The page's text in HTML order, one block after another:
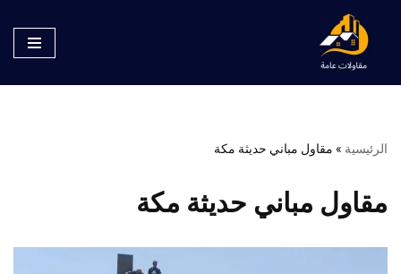
تخطى
الرئيسية » مقاول مباني حديثة مكة
مقاول مباني حديثة مكة